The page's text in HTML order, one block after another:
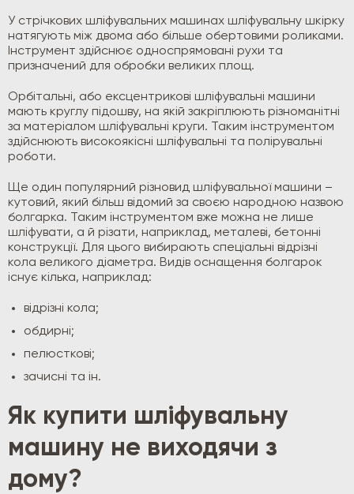
У стрічкових шліфувальних машинах шліфувальну шкірку
натягують між двома або більше обертовими роликами.
Інструмент здійснює односпрямовані рухи та
призначений для обробки великих площ.
Орбітальні, або ексцентрикові шліфувальні машини
мають круглу підошву, на якій закріплюють різноманітні
за матеріалом шліфувальні круги. Таким інструментом
здійснюють високоякісні шліфувальні та полірувальні
роботи.
Ще один популярний різновид шліфувальної машини –
кутовий, який більш відомий за своєю народною назвою
болгарка. Таким інструментом вже можна не лише
шліфувати, а й різати, наприклад, металеві, бетонні
конструкції. Для цього вибирають спеціальні відрізні
кола великого діаметра. Видів оснащення болгарок
існує кілька, наприклад:
відрізні кола;
обдирні;
пелюсткові;
зачисні та ін.
Як купити шліфувальну
машину не виходячи з
дому?